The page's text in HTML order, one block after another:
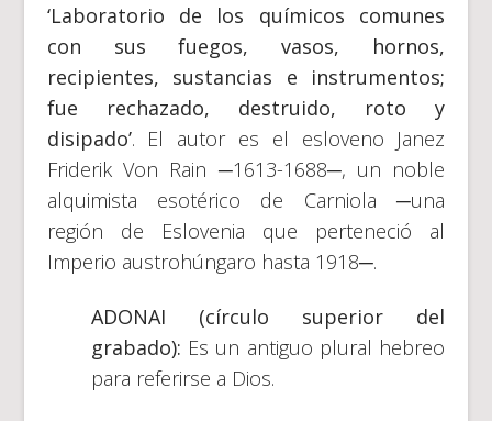
‘Laboratorio de los químicos comunes
con sus fuegos, vasos, hornos,
recipientes, sustancias e instrumentos;
fue rechazado, destruido, roto y
disipado’. El autor es el esloveno Janez
Friderik Von Rain ─1613-1688─, un noble
alquimista esotérico de Carniola ─una
región de Eslovenia que perteneció al
Imperio austrohúngaro hasta 1918─.
ADONAI (círculo superior del
grabado): Es un antiguo plural hebreo
para referirse a Dios.